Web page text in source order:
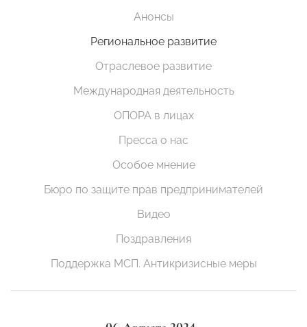
Анонсы
Региональное развитие
Отраслевое развитие
Международная деятельность
ОПОРА в лицах
Пресса о нас
Особое мнение
Бюро по защите прав предпринимателей
Видео
Поздравления
Поддержка МСП. Антикризисные меры